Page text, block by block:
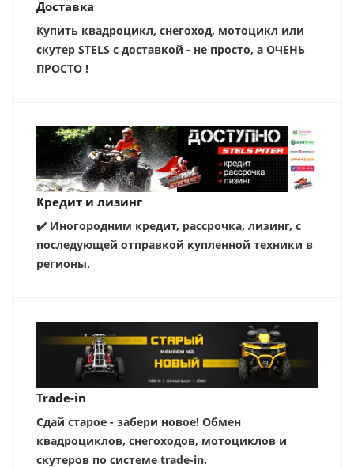
Доставка
Купить квадроцикл, снегоход, мотоцикл или
скутер STELS с доставкой - не просто, а ОЧЕНЬ
ПРОСТО !
Кредит и лизинг
✔️ Иногородним кредит, рассрочка, лизинг, с
последующей отправкой купленной техники в
регионы.
Trade-in
Сдай старое - забери новое! Обмен
квадроциклов, снегоходов, мотоциклов и
скутеров по системе trade-in.